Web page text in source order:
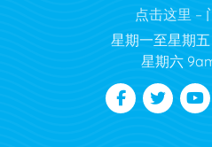
点击这里 –
星期一至星期五
星期六